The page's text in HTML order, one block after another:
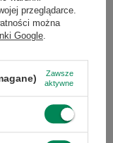
przeglądarce.
można
Google
Zawsze
aktywne